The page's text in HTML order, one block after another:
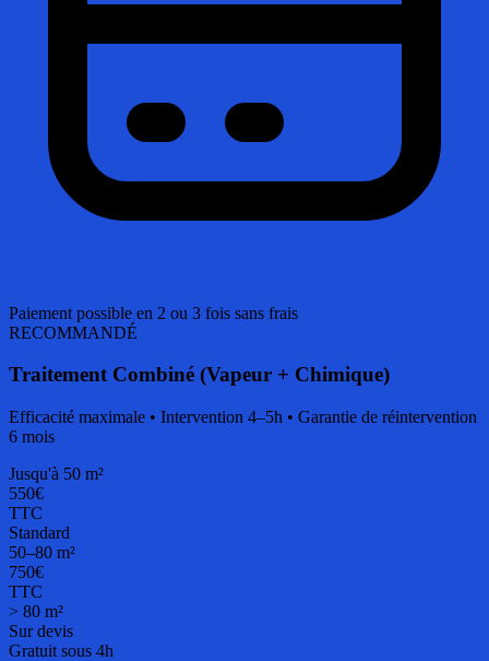
Paiement possible en 2 ou 3 fois sans frais
RECOMMANDÉ
Traitement Combiné (Vapeur + Chimique)
Efficacité maximale • Intervention 4–5h • Garantie de réintervention
6 mois
Jusqu'à 50 m²
550€
TTC
Standard
50–80 m²
750€
TTC
> 80 m²
Sur devis
Gratuit sous 4h